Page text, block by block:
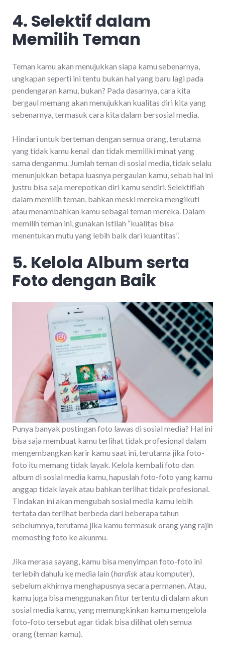
4. Selektif dalam
Memilih Teman
Teman kamu akan menujukkan siapa kamu sebenarnya,
ungkapan seperti ini tentu bukan hal yang baru lagi pada
pendengaran kamu, bukan? Pada dasarnya, cara kita
bergaul memang akan menujukkan kualitas diri kita yang
sebenarnya, termasuk cara kita dalam bersosial media.
Hindari untuk berteman dengan semua orang, terutama
yang tidak kamu kenal dan tidak memiliki minat yang
sama denganmu. Jumlah teman di sosial media, tidak selalu
menunjukkan betapa luasnya pergaulan kamu, sebab hal ini
justru bisa saja merepotkan diri kamu sendiri. Selektiflah
dalam memilih teman, bahkan meski mereka mengikuti
atau menambahkan kamu sebagai teman mereka. Dalam
memilih teman ini, gunakan istilah “kualitas bisa
menentukan mutu yang lebih baik dari kuantitas”.
5. Kelola Album serta
Foto dengan Baik
Punya banyak postingan foto lawas di sosial media? Hal ini
bisa saja membuat kamu terlihat tidak profesional dalam
mengembangkan karir kamu saat ini, terutama jika foto-
foto itu memang tidak layak. Kelola kembali foto dan
album di sosial media kamu, hapuslah foto-foto yang kamu
anggap tidak layak atau bahkan terlihat tidak profesional.
Tindakan ini akan mengubah sosial media kamu lebih
tertata dan terlihat berbeda dari beberapa tahun
sebelumnya, terutama jika kamu termasuk orang yang rajin
memosting foto ke akunmu.
Jika merasa sayang, kamu bisa menyimpan foto-foto ini
terlebih dahulu ke media lain (hardiskatau komputer),
sebelum akhirnya menghapusnya secara permanen. Atau,
kamu juga bisa menggunakan fitur tertentu di dalam akun
sosial media kamu, yang memungkinkan kamu mengelola
foto-foto tersebut agar tidak bisa dilihat oleh semua
orang (teman kamu).